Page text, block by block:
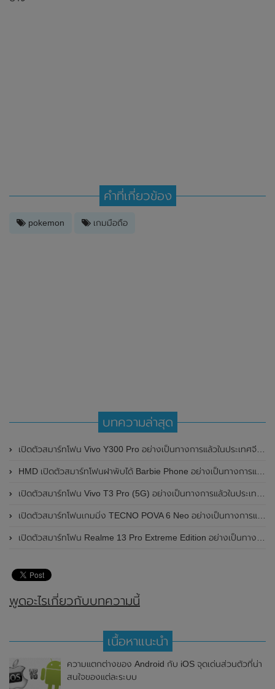
คำที่เกี่ยวข้อง
pokemon เกมมือถือ
บทความล่าสุด
เปิดตัวสมาร์ทโฟน Vivo Y300 Pro อย่างเป็นทางการแล้วในประเทศจีน มาพร้อมดีไซน์พรีเมี่ยม ทนทาน และแบตเตอรี่สุดอึดขนาดใหญ่ 6,500mAh พร้อมรองรับการชาร์จไว 80W
HMD เปิดตัวสมาร์ทโฟนฝาพับได้ Barbie Phone อย่างเป็นทางการแล้ว มาพร้อมธีมสีชมพูสดใส
เปิดตัวสมาร์ทโฟน Vivo T3 Pro (5G) อย่างเป็นทางการแล้วในประเทศอินเดีย
เปิดตัวสมาร์ทโฟนเกมมิ่ง TECNO POVA 6 Neo อย่างเป็นทางการแล้วในประเทศไทย ในราคา 8,499 บาท
เปิดตัวสมาร์ทโฟน Realme 13 Pro Extreme Edition อย่างเป็นทางการแล้วในประเทศจีน
พูดอะไรเกี่ยวกับบทความนี้
เนื้อหาแนะนำ
ความแตกต่างของ Android กับ iOS จุดเด่นส่วนตัวที่น่า
สนใจของแต่ละระบบ